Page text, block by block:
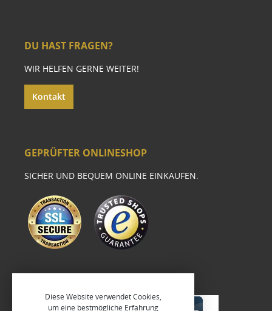
DU HAST FRAGEN?
WIR HELFEN GERNE WEITER!
Kontakt
GEPRÜFTER ONLINESHOP
SICHER UND BEQUEM ONLINE EINKAUFEN.
Diese Website verwendet Cookies,
um eine bestmögliche Erfahrung